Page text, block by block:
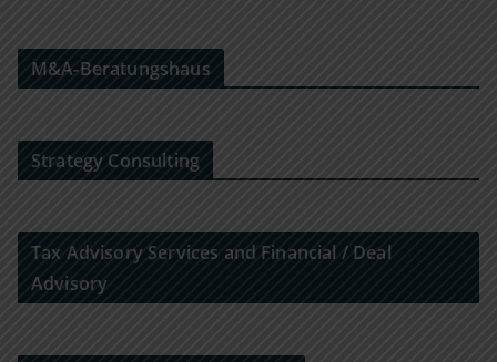
M&A-Beratungshaus
Strategy Consulting
Tax Advisory Services and Financial / Deal
Advisory